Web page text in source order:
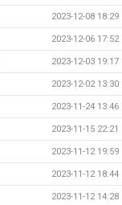
2023-12-08 18:29
2023-12-06 17:52
2023-12-03 19:17
2023-12-02 13:30
2023-11-24 13:46
2023-11-15 22:21
2023-11-12 19:59
2023-11-12 18:44
2023-11-12 14:28